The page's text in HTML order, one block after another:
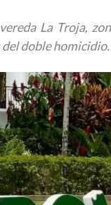
La Troja,
doble homicidio.